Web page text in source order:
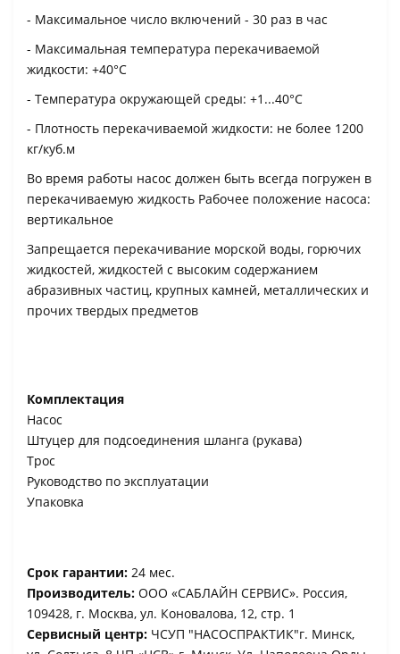
- Максимальное число включений - 30 раз в час
- Максимальная температура перекачиваемой
жидкости: +40°С
- Температура окружающей среды: +1...40°С
- Плотность перекачиваемой жидкости: не более 1200
кг/куб.м
Во время работы насос должен быть всегда погружен в
перекачиваемую жидкость Рабочее положение насоса:
вертикальное
Запрещается перекачивание морской воды, горючих
жидкостей, жидкостей с высоким содержанием
абразивных частиц, крупных камней, металлических и
прочих твердых предметов
Комплектация
Насос
Штуцер для подсоединения шланга (рукава)
Трос
Руководство по эксплуатации
Упаковка
Срок гарантии: 24 мес.
Производитель: ООО «САБЛАЙН СЕРВИС». Россия,
109428, г. Москва, ул. Коновалова, 12, стр. 1
Сервисный центр: ЧСУП "НАСОСПРАКТИК"г. Минск,